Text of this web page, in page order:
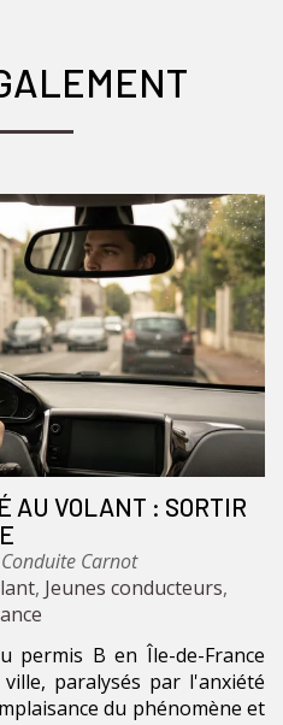
AU VOLANT : SORTIR
Carnot
, Jeunes conducteurs,
permis B en Île-de-France
paralysés par l'anxiété
du phénomène et